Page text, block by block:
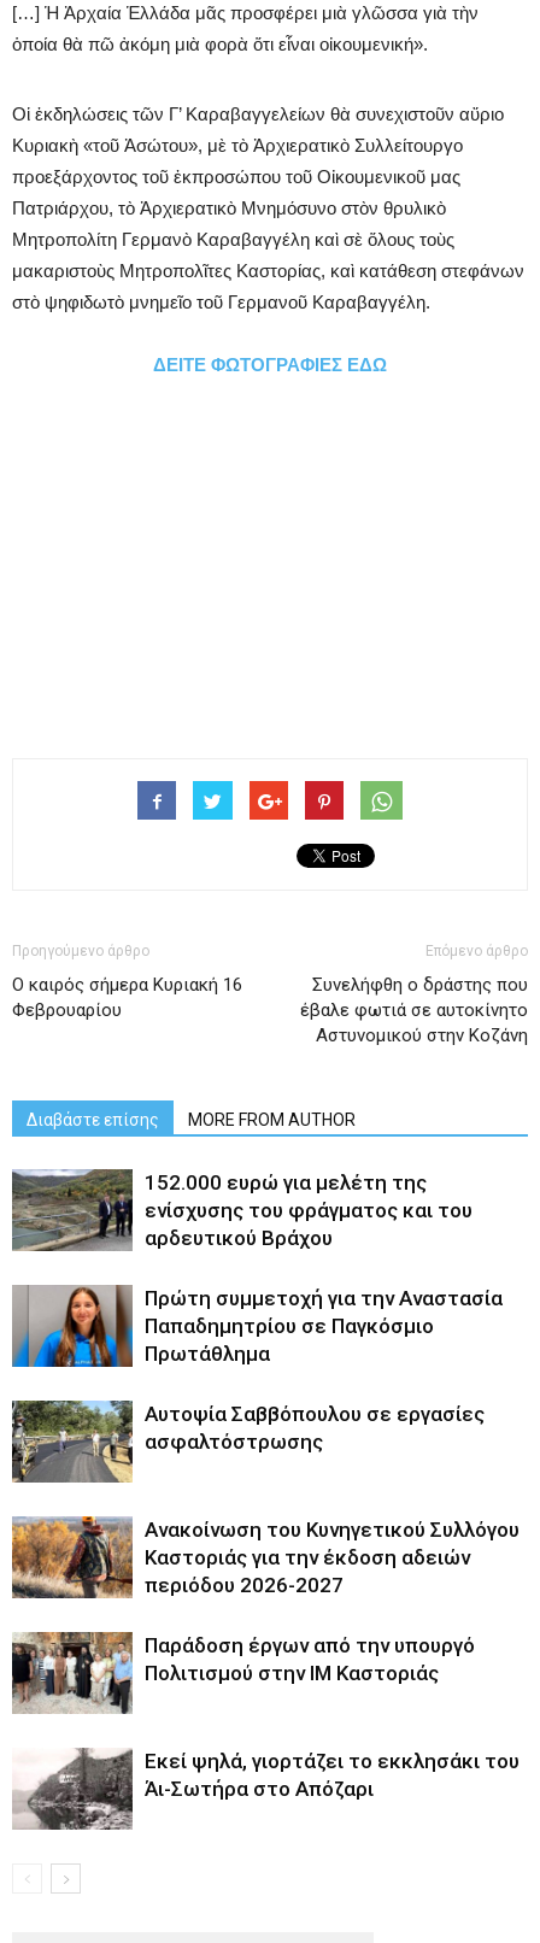
[…] Ἡ Ἀρχαία Ἑλλάδα μᾶς προσφέρει μιὰ γλῶσσα γιὰ τὴν
ὁποία θὰ πῶ ἀκόμη μιὰ φορὰ ὅτι εἶναι οἰκουμενική».
Οἱ ἐκδηλώσεις τῶν Γ’ Καραβαγγελείων θὰ συνεχιστοῦν αὔριο
Κυριακὴ «τοῦ Ἀσώτου», μὲ τὸ Ἀρχιερατικὸ Συλλείτουργο
προεξάρχοντος τοῦ ἐκπροσώπου τοῦ Οἰκουμενικοῦ μας
Πατριάρχου, τὸ Ἀρχιερατικὸ Μνημόσυνο στὸν θρυλικὸ
Μητροπολίτη Γερμανὸ Καραβαγγέλη καὶ σὲ ὅλους τοὺς
μακαριστοὺς Μητροπολῖτες Καστορίας, καὶ κατάθεση στεφάνων
στὸ ψηφιδωτὸ μνημεῖο τοῦ Γερμανοῦ Καραβαγγέλη.
ΔΕΙΤΕ ΦΩΤΟΓΡΑΦΙΕΣ ΕΔΩ
Προηγούμενο άρθρο
Ο καιρός σήμερα Κυριακή 16
Φεβρουαρίου
Επόμενο άρθρο
Συνελήφθη ο δράστης που
έβαλε φωτιά σε αυτοκίνητο
Αστυνομικού στην Κοζάνη
Διαβάστε επίσης MORE FROM AUTHOR
152.000 ευρώ για μελέτη της
ενίσχυσης του φράγματος και του
αρδευτικού Βράχου
Πρώτη συμμετοχή για την Αναστασία
Παπαδημητρίου σε Παγκόσμιο
Πρωτάθλημα
Αυτοψία Σαββόπουλου σε εργασίες
ασφαλτόστρωσης
Ανακοίνωση του Κυνηγετικού Συλλόγου
Καστοριάς για την έκδοση αδειών
περιόδου 2026-2027
Παράδοση έργων από την υπουργό
Πολιτισμού στην ΙΜ Καστοριάς
Εκεί ψηλά, γιορτάζει το εκκλησάκι του
Άι-Σωτήρα στο Απόζαρι